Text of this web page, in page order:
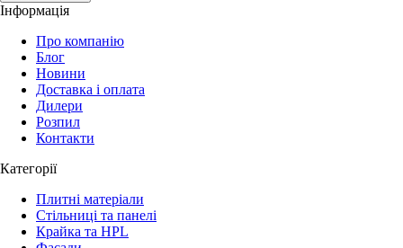
Інформація
Про компанію
Блог
Новини
Доставка і оплата
Дилери
Розпил
Контакти
Категорії
Плитні матеріали
Стільниці та панелі
Крайка та HPL